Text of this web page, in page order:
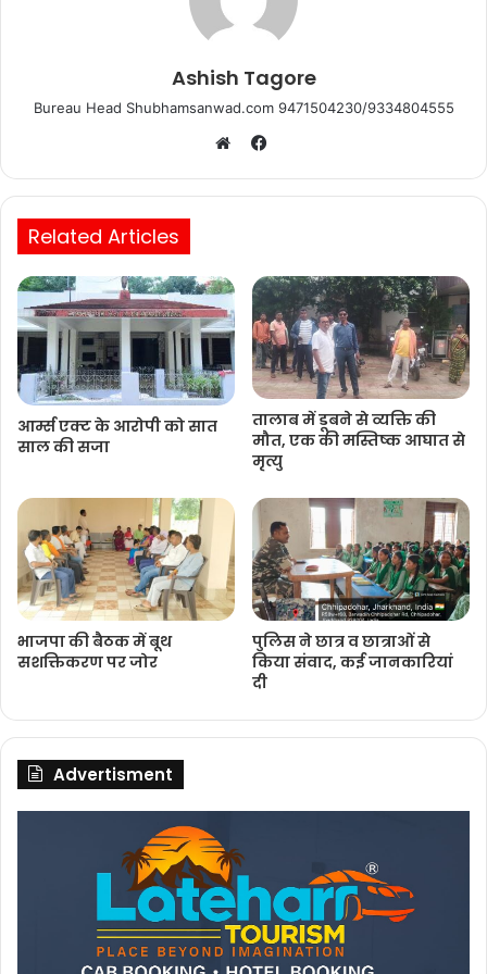
Ashish Tagore
Bureau Head Shubhamsanwad.com 9471504230/9334804555
Facebook
Related Articles
आर्म्स एक्ट के आरोपी को सात
साल की सजा
तालाब में डूबने से व्यक्ति की
मौत, एक की मस्तिष्क आघात से
मृत्यु
भाजपा की बैठक में बूथ
सशक्तिकरण पर जोर
पुलिस ने छात्र व छात्राओं से
किया संवाद, कई जानकारियां
दी
Advertisment